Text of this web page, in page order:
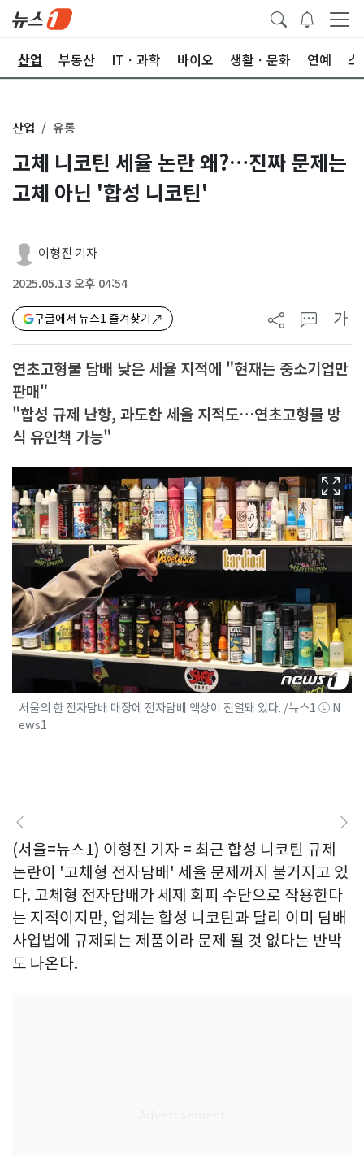
산업 부동산 ITㆍ과학 바이오 생활ㆍ문화 연예 스
산업 유통
고체 니코틴 세율 논란 왜?…진짜 문제는
고체 아닌 '합성 니코틴'
이형진 기자
2025.05.13 오후 04:54
구글에서 뉴스1 즐겨찾기 가
연초고형물 담배 낮은 세율 지적에 "현재는 중소기업만
판매"
"합성 규제 난항, 과도한 세율 지적도…연초고형물 방
식 유인책 가능"
서울의 한 전자담배 매장에 전자담배 액상이 진열돼 있다. /뉴스1 ⓒ N
ews1
(서울=뉴스1) 이형진 기자 = 최근 합성 니코틴 규제
논란이 '고체형 전자담배' 세율 문제까지 불거지고 있
다. 고체형 전자담배가 세제 회피 수단으로 작용한다
는 지적이지만, 업계는 합성 니코틴과 달리 이미 담배
사업법에 규제되는 제품이라 문제 될 것 없다는 반박
도 나온다.